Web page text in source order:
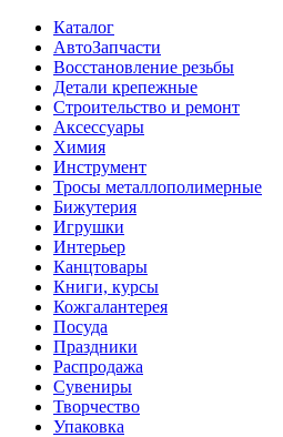
Каталог
АвтоЗапчасти
Восстановление резьбы
Детали крепежные
Строительство и ремонт
Аксессуары
Химия
Инструмент
Тросы металлополимерные
Бижутерия
Игрушки
Интерьер
Канцтовары
Книги, курсы
Кожгалантерея
Посуда
Праздники
Распродажа
Сувениры
Творчество
Упаковка